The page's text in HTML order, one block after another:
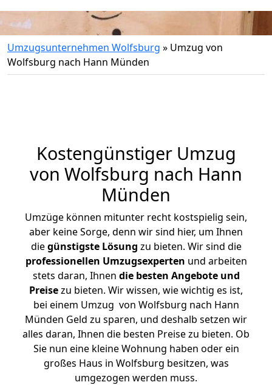
Umzugsunternehmen Wolfsburg » Umzug von
Wolfsburg nach Hann Münden
Kostengünstiger Umzug
von Wolfsburg nach Hann
Münden
Umzüge können mitunter recht kostspielig sein,
aber keine Sorge, denn wir sind hier, um Ihnen
diegünstigste Lösung zu bieten. Wir sind die
professionellen Umzugsexperten und arbeiten
stets daran, Ihnen die besten Angebote und
Preisezu bieten. Wir wissen, wie wichtig es ist,
bei einem Umzug von Wolfsburg nach Hann
Münden Geld zu sparen, und deshalb setzen wir
alles daran, Ihnen die besten Preise zu bieten. Ob
Sie nun eine kleine Wohnung haben oder ein
großes Haus in Wolfsburg besitzen, was
umgezogen werden muss.